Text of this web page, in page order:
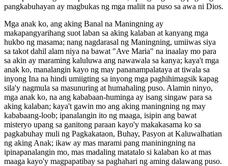
pangkabuhayan ay magbukas ng mga maliit na puso sa awa ni Dios.
Mga anak ko, ang aking Banal na Maningning ay
makapangyarihang suot laban sa aking kalaban at kanyang mga
hukbo ng masama; nang nagdarasal ng Maningning, umiiwas siya
sa takot dahil alam niya na bawat "Ave Maria" na inaalay mo para
sa akin ay maraming kaluluwa ang nawawala sa kanya; kaya't mga
anak ko, manalangin kayo ng may pananampalataya at tiwala sa
inyong Ina na hindi umiigting sa inyong mga paghihimagsik kapag
sila'y nagmula sa masunuring at humahaling puso. Alamin ninyo,
mga anak ko, na ang kababaan-huminga ay isang singaw para sa
aking kalaban; kaya't gawin mo ang aking maningning ng may
kababaang-loob; ipanalangin ito ng maaga, isipin ang bawat
misteryo upang sa ganitong paraan kayo'y makakasama ko sa
pagkabuhay muli ng Pagkakataon, Buhay, Pasyon at Kaluwalhatian
ng aking Anak; ikaw ay mas marami pang maniningning na
ipinapanalangin mo, mas madaling matatalo si kalaban ko at mas
maaga kayo'y magpapatibay sa paghahari ng aming dalawang puso.